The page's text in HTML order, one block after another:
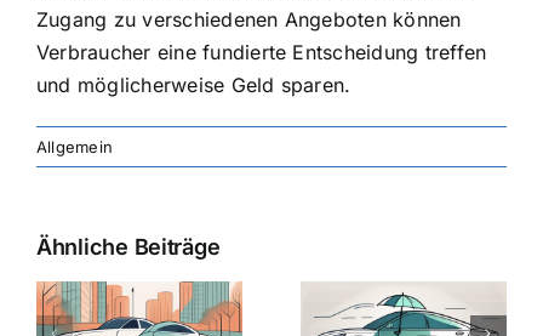
Zugang zu verschiedenen Angeboten können
Verbraucher eine fundierte Entscheidung treffen
und möglicherweise Geld sparen.
Allgemein
Ähnliche Beiträge